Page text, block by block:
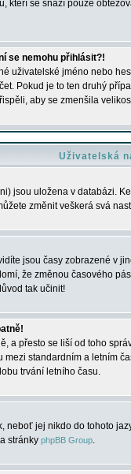
kteří se snaží pouze
se nemohu přihlásit?!
uživatelské jméno nebo
Pokud je to ten druhý
aby se zmenšila
Uživatelská
jsou uložena v databázi.
změnit veškerá svá
jsou časy zobrazené v
že změnou časového
tak učinit!
a přesto se liší od toho
standardním a letním
trvání letního času.
neboť jej nikdo do tohoto
stránky phpBB Group.